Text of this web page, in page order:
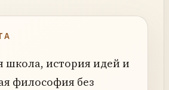
школа, история идей и
философия без